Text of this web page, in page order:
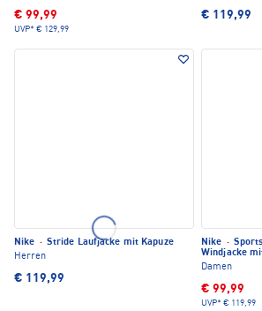
€ 99,99
UVP* € 129,99
€ 119,99
Nike · Stride Laufjacke mit Kapuze
Herren
€ 119,99
Nike ·
Windjacke
Damen
€ 99,99
UVP* € 119,99